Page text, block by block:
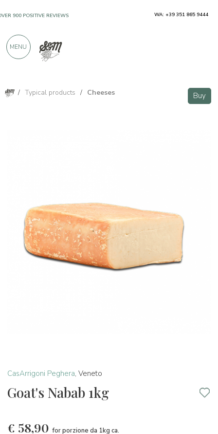
/ Typical products / Cheeses Buy
CasArrigoni Peghera, Veneto
Goat's Nabab 1kg
€ 58,90 for porzione da 1kg ca.
900 POSITIVE REVIEWS WA: +39 351 865 9444
MENU